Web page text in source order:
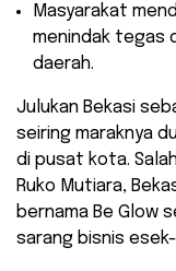
​Masyarakat
menindak tegas
daerah.
Julukan Bekasi
seiring maraknya
di pusat kota.
Ruko Mutiara,
bernama Be Glow
sarang bisnis